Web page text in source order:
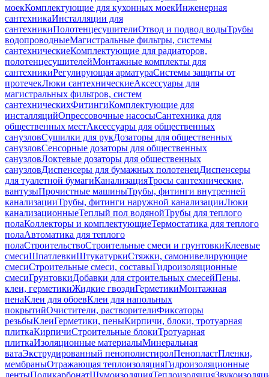
моекКомплектующие для кухонных моекИнженерная
сантехникаИнсталляции для
сантехникиПолотенцесушителиОтвод и подвод водыТрубы
водопроводныеМагистральные фильтры, системы
сантехническиеКомплектующие для радиаторов,
полотенцесушителейМонтажные комплекты для
сантехникиРегулирующая арматураСистемы защиты от
протечекЛюки сантехническиеАксессуары для
магистральных фильтров, систем
сантехническихФитингиКомплектующие для
инсталляцийОпрессовочные насосыСантехника для
общественных местАксессуары для общественных
санузловСушилки для рукДозаторы для общественных
санузловСенсорные дозаторы для общественных
санузловЛоктевые дозаторы для общественных
санузловДиспенсеры для бумажных полотенецДиспенсеры
для туалетной бумагиКанализацияТросы сантехнические,
вантузыПрочистные машиныТрубы, фитинги внутренней
канализацииТрубы, фитинги наружной канализацииЛюки
канализационныеТеплый пол водянойТрубы для теплого
полаКоллекторы и комплектующиеТермостатика для теплого
полаАвтоматика для теплого
полаСтроительствоСтроительные смеси и грунтовкиКлеевые
смесиШпатлевкиШтукатуркиСтяжки, самонивелирующие
смесиСтроительные смеси, составыГидроизоляционные
смесиГрунтовкиДобавки для строительных смесейПены,
клеи, герметикиЖидкие гвоздиГерметикиМонтажная
пенаКлеи для обоевКлеи для напольных
покрытийОчистители, растворителиФиксаторы
резьбыКлеиГерметики, пеныКирпичи, блоки, тротуарная
плиткаКирпичиСтроительные блокиТротуарная
плиткаИзоляционные материалыМинеральная
ватаЭкструдированный пенополистиролПенопластПленки,
мембраныОтражающая теплоизоляцияГидроизоляционные
лентыПоликарбонатШумоизоляцияТеплоизоляция